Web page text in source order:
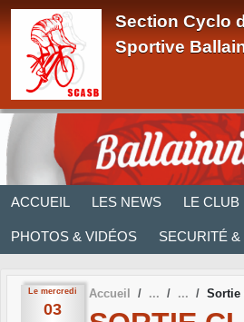
Section Cyclo
Sportive
ACCUEIL LES NEWS LE CLUB
PHOTOS & VIDÉOS SECURITÉ &
Le mercredi
03
Accueil Sortie
Panneau de gestion des cookies